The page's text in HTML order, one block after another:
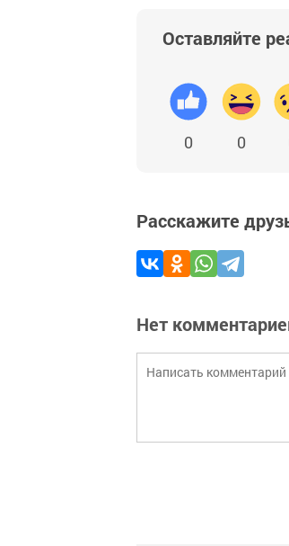
Оставляйте
0 0
Расскажите
Нет